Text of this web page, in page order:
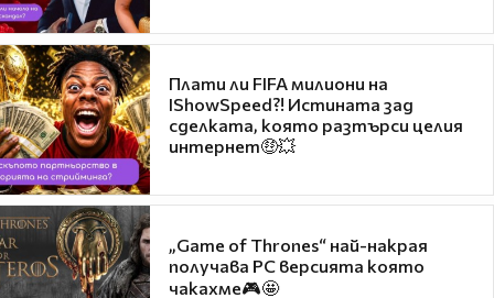
Плати ли FIFA милиони на
IShowSpeed?! Истината зад
сделката, която разтърси целия
интернет🤑💥
„Game of Thrones“ най-накрая
получава PC версията която
чакахме🎮🤩